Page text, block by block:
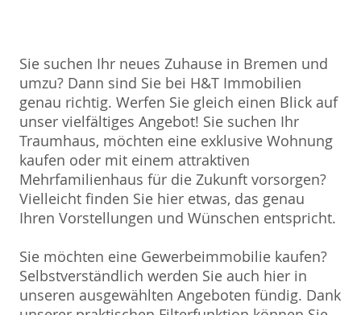
Sie suchen Ihr neues Zuhause in Bremen und
umzu? Dann sind Sie bei H&T Immobilien
genau richtig. Werfen Sie gleich einen Blick auf
unser vielfältiges Angebot! Sie suchen Ihr
Traumhaus, möchten eine exklusive Wohnung
kaufen oder mit einem attraktiven
Mehrfamilienhaus für die Zukunft vorsorgen?
Vielleicht finden Sie hier etwas, das genau
Ihren Vorstellungen und Wünschen entspricht.
Sie möchten eine Gewerbeimmobilie kaufen?
Selbstverständlich werden Sie auch hier in
unseren ausgewählten Angeboten fündig. Dank